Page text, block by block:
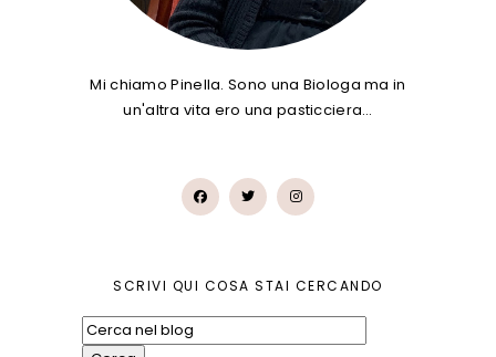
Mi chiamo Pinella. Sono una Biologa ma in
un'altra vita ero una pasticciera…
SCRIVI QUI COSA STAI CERCANDO